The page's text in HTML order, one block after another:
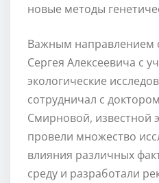
новые методы
Важным направлением
Сергея Алексеевича с
экологические
сотрудничал с
Смирновой, известной
провели множество
влияния различных
среду и разработали